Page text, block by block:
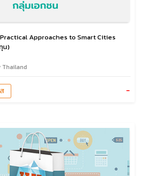
Approaches to Smart Cities
น)
Thailand
-